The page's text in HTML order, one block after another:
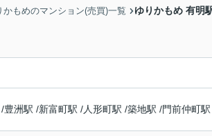
かもめのマンション(売買)一覧 ゆりかもめ 有明
/豊洲駅 /新富町駅 /人形町駅 /築地駅 /門前仲町駅